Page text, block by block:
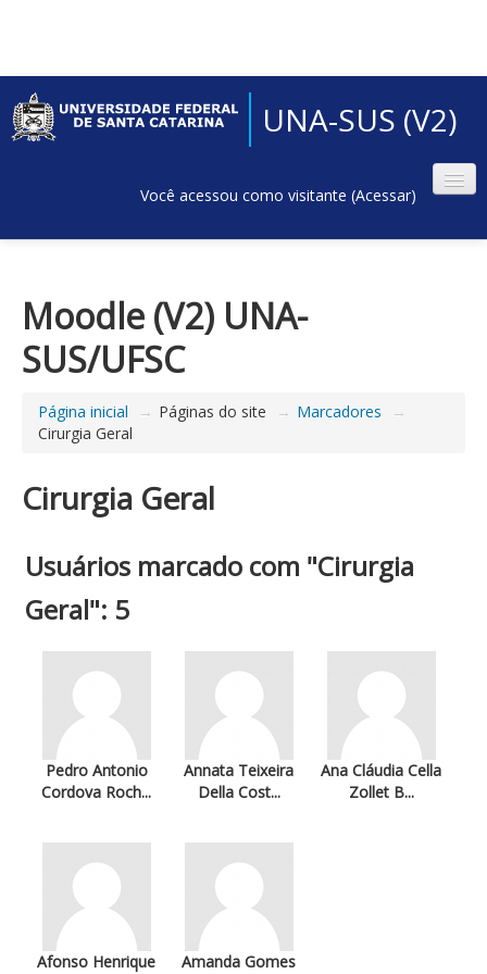
UNA-SUS (V2)
Você acessou como visitante (Acessar)
Moodle (V2) UNA-
SUS/UFSC
Página inicial → Páginas do site → Marcadores
→
Cirurgia Geral
Cirurgia Geral
Usuários marcado com "Cirurgia
Geral": 5
Pedro Antonio
Cordova Roch...
Annata Teixeira
Della Cost...
Ana Cláudia Cella
Zollet B...
Afonso Henrique
Amanda Gomes